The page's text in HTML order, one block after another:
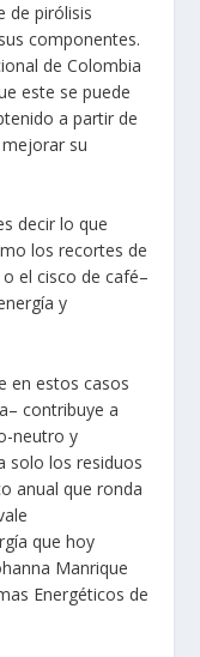
de pirólisis
componentes.
de Colombia
este se puede
a partir de
su
decir lo que
los recortes de
el cisco de café–
y
en estos casos
contribuye a
neutro y
solo los residuos
anual que ronda
que hoy
Manrique
Energéticos de